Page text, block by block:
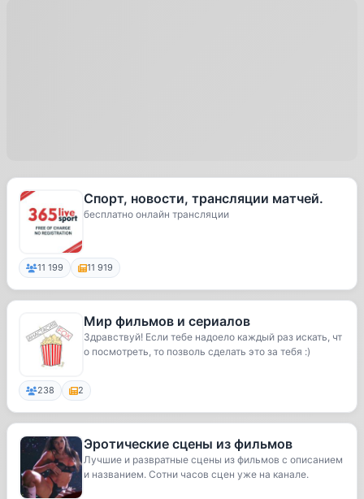
Спорт, новости, трансляции матчей.
бесплатно онлайн трансляции
11 199 11 919
Мир фильмов и сериалов
Здравствуй! Если тебе надоело каждый раз искать, чт
о посмотреть, то позволь сделать это за тебя :)
238 2
Эротические сцены из фильмов
Лучшие и развратные сцены из фильмов с описанием
и названием. Сотни часов сцен уже на канале.